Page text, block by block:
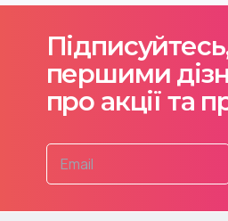
першими
про акції та